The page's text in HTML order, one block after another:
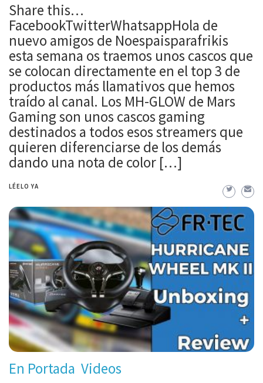
Share this…
FacebookTwitterWhatsappHola de
nuevo amigos de Noespaisparafrikis
esta semana os traemos unos cascos que
se colocan directamente en el top 3 de
productos más llamativos que hemos
traído al canal. Los MH-GLOW de Mars
Gaming son unos cascos gaming
destinados a todos esos streamers que
quieren diferenciarse de los demás
dando una nota de color […]
LÉELO YA
En Portada Videos